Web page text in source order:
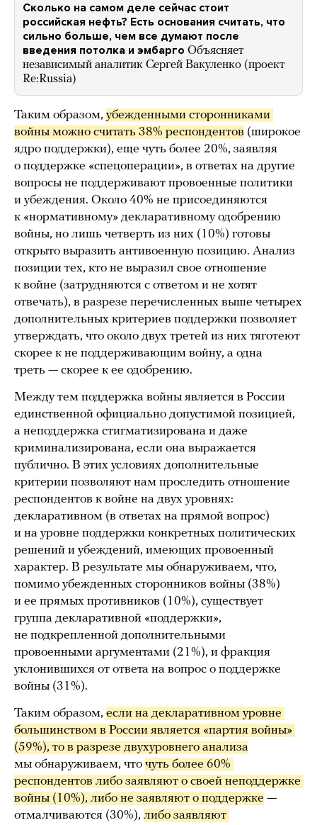
Сколько на самом деле сейчас стоит
российская нефть? Есть основания считать, что
сильно больше, чем все думают после
введения потолка и эмбарго Объясняет
независимый аналитик Сергей Вакуленко (проект
Re:Russia)
Таким образом, убежденными сторонниками
войны можно считать 38% респондентов (широкое
ядро поддержки), еще чуть более 20%, заявляя
о поддержке «спецоперации», в ответах на другие
вопросы не поддерживают провоенные политики
и убеждения. Около 40% не присоединяются
к «нормативному» декларативному одобрению
войны, но лишь четверть из них (10%) готовы
открыто выразить антивоенную позицию. Анализ
позиции тех, кто не выразил свое отношение
к войне (затрудняются с ответом и не хотят
отвечать), в разрезе перечисленных выше четырех
дополнительных критериев поддержки позволяет
утверждать, что около двух третей из них тяготеют
скорее к не поддерживающим войну, а одна
треть — скорее к ее одобрению.
Между тем поддержка войны является в России
единственной официально допустимой позицией,
а неподдержка стигматизирована и даже
криминализирована, если она выражается
публично. В этих условиях дополнительные
критерии позволяют нам проследить отношение
респондентов к войне на двух уровнях:
декларативном (в ответах на прямой вопрос)
и на уровне поддержки конкретных политических
решений и убеждений, имеющих провоенный
характер. В результате мы обнаруживаем, что,
помимо убежденных сторонников войны (38%)
и ее прямых противников (10%), существует
группа декларативной «поддержки»,
не подкрепленной дополнительными
провоенными аргументами (21%), и фракция
уклонившихся от ответа на вопрос о поддержке
войны (31%).
Таким образом, если на декларативном уровне
большинством в России является «партия войны»
(59%), то в разрезе двухуровнего анализа
мы обнаруживаем, что чуть более 60%
респондентов либо заявляют о своей неподдержке
войны (10%), либо не заявляют о поддержке —
отмалчиваются (30%), либо заявляют